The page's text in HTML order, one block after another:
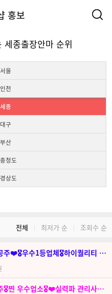
홍보
세종출장안마 순위
서울
인천
세종
대구
부산
충청도
경상도
전체 최저가 순 조회수 순
홈타이[오사카] 대전/세종/청주/계룡/공주❤️🎖우수1등업체🎖하이퀄리티 관리❤️재방문,만족도1위
홈타이[도쿄] 대전/세종/청주/계룡/공주🎖찐 우수업소🎖❤️실력파 관리사❤️최고퀼리티업체❤️최고의 만족감,내상치유자신만만